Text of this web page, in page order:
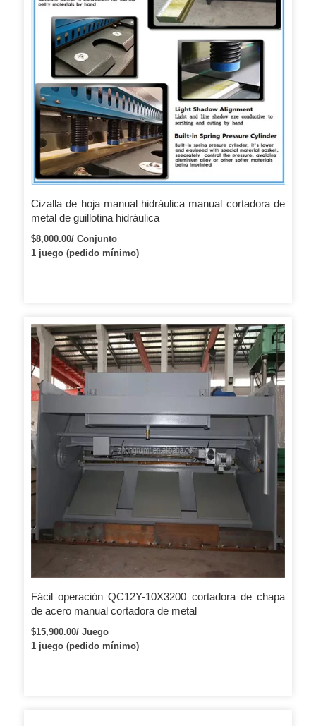
Cizalla de hoja manual hidráulica manual cortadora de
metal de guillotina hidráulica
$8,000.00/ Conjunto
1 juego (pedido mínimo)
Fácil operación QC12Y-10X3200 cortadora de chapa
de acero manual cortadora de metal
$15,900.00/ Juego
1 juego (pedido mínimo)